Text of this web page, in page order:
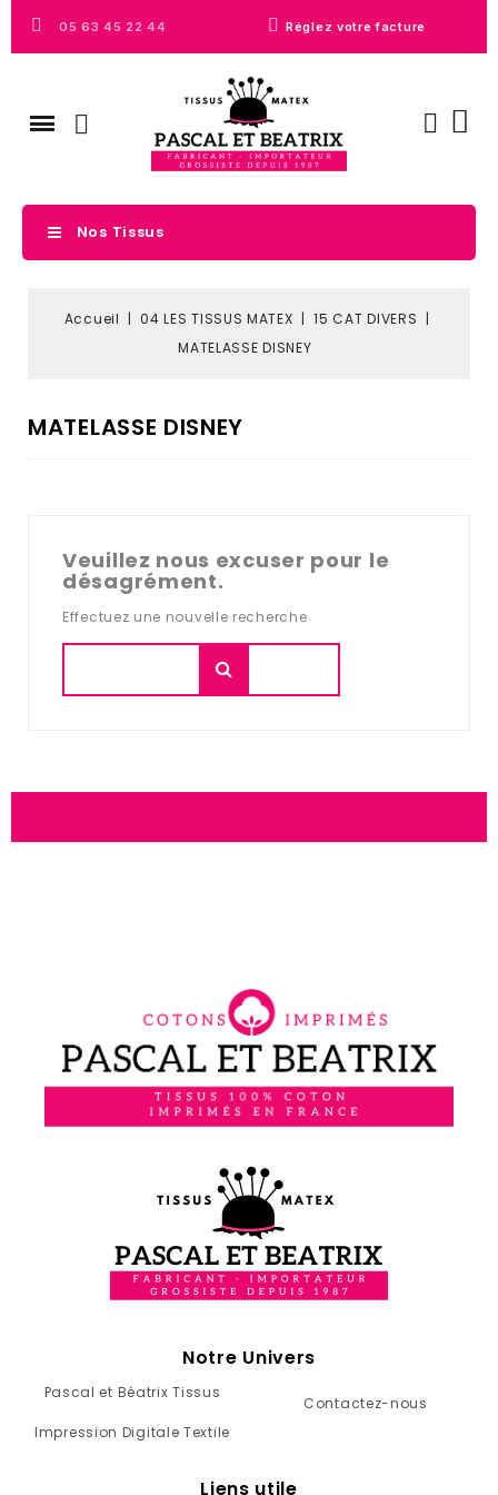
05 63 45 22 44 Réglez votre facture
Nos Tissus
Accueil 04 LES TISSUS MATEX
15 CAT DIVERS
MATELASSE DISNEY
MATELASSE DISNEY
Veuillez nous excuser pour le
désagrément.
Effectuez une nouvelle recherche
Notre Univers
Pascal et Béatrix Tissus
Impression Digitale Textile
Contactez-nous
Liens utile